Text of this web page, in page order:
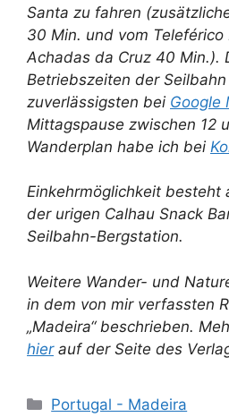
Santa zu fahren
30 Min. und vom
Achadas da Cruz 40 Min.).
Betriebszeiten der
zuverlässigsten bei Google
Mittagspause zwischen 12
Wanderplan habe ich bei
Einkehrmöglichkeit besteht
der urigen Calhau Snack
Seilbahn-Bergstation.
Weitere Wander- und
in dem von mir verfassten
„Madeira“ beschrieben.
hier auf der Seite des
Kategorien
Portugal - Madeira